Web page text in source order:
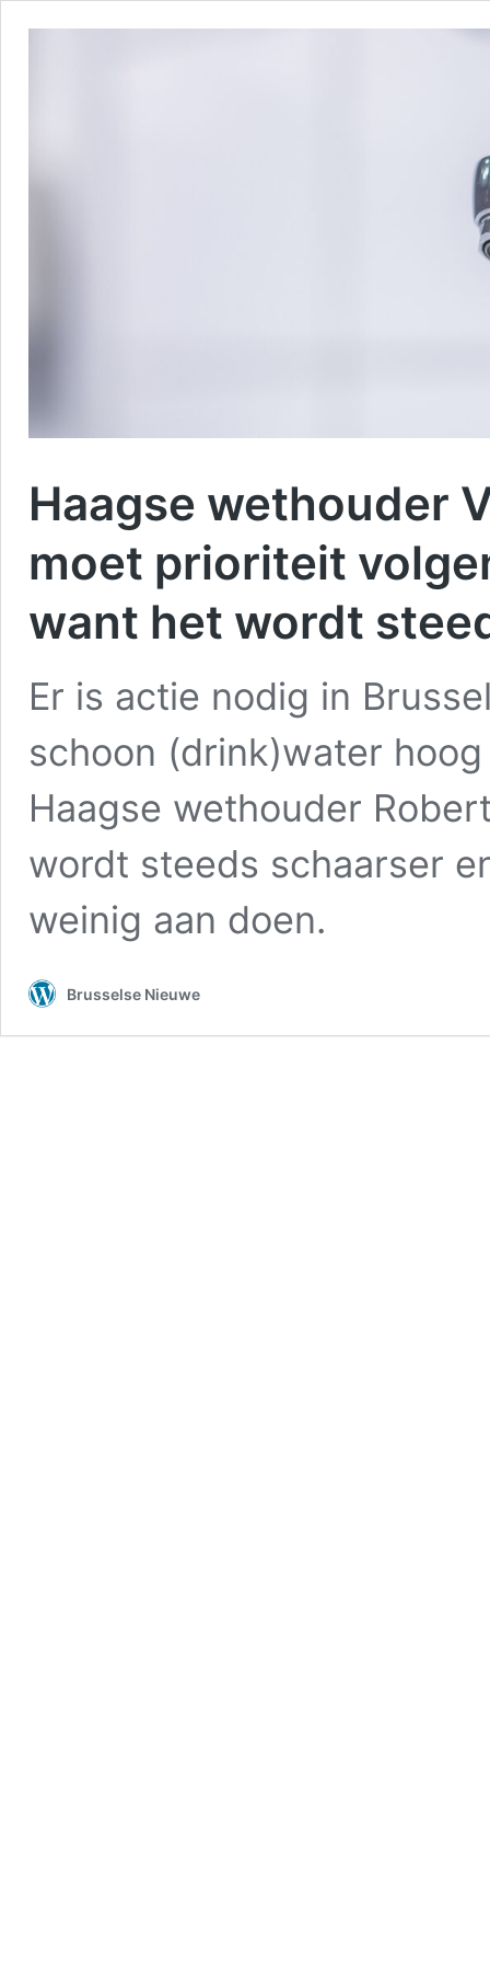
Haagse wethouder
moet prioriteit
want het wordt
Er is actie nodig in
schoon (drink)water
Haagse wethouder
wordt steeds schaarser
weinig aan doen.
Brusselse Nieuwe